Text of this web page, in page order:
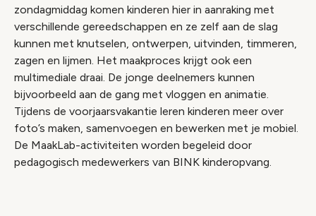
zondagmiddag komen kinderen hier in aanraking met
verschillende gereedschappen en ze zelf aan de slag
kunnen met knutselen, ontwerpen, uitvinden, timmeren,
zagen en lijmen. Het maakproces krijgt ook een
multimediale draai. De jonge deelnemers kunnen
bijvoorbeeld aan de gang met vloggen en animatie.
Tijdens de voorjaarsvakantie leren kinderen meer over
foto’s maken, samenvoegen en bewerken met je mobiel.
De MaakLab-activiteiten worden begeleid door
pedagogisch medewerkers van BINK kinderopvang.